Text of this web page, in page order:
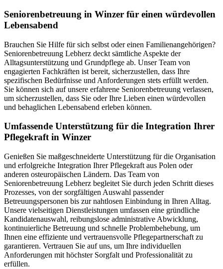
Senioren­betreuung in Winzer für einen würdevollen
Lebensabend
Brauchen Sie Hilfe für sich selbst oder einen Familienangehörigen?
Seniorenbetreuung Lebherz deckt sämtliche Aspekte der
Alltagsunterstützung und Grundpflege ab. Unser Team von
engagierten Fachkräften ist bereit, sicherzustellen, dass Ihre
spezifischen Bedürfnisse und Anforderungen stets erfüllt werden.
Sie können sich auf unsere erfahrene Seniorenbetreuung verlassen,
um sicherzustellen, dass Sie oder Ihre Lieben einen würdevollen
und behaglichen Lebensabend erleben können.
Umfassende Unterstützung für die Integration Ihrer
Pflegekraft in Winzer
Genießen Sie maßgeschneiderte Unterstützung für die Organisation
und erfolgreiche Integration Ihrer Pflegekraft aus Polen oder
anderen osteuropäischen Ländern. Das Team von
Seniorenbetreuung Lebherz begleitet Sie durch jeden Schritt dieses
Prozesses, von der sorgfältigen Auswahl passender
Betreuungspersonen bis zur nahtlosen Einbindung in Ihren Alltag.
Unsere vielseitigen Dienstleistungen umfassen eine gründliche
Kandidatenauswahl, reibungslose administrative Abwicklung,
kontinuierliche Betreuung und schnelle Problembehebung, um
Ihnen eine effiziente und vertrauensvolle Pflegepartnerschaft zu
garantieren. Vertrauen Sie auf uns, um Ihre individuellen
Anforderungen mit höchster Sorgfalt und Professionalität zu
erfüllen.